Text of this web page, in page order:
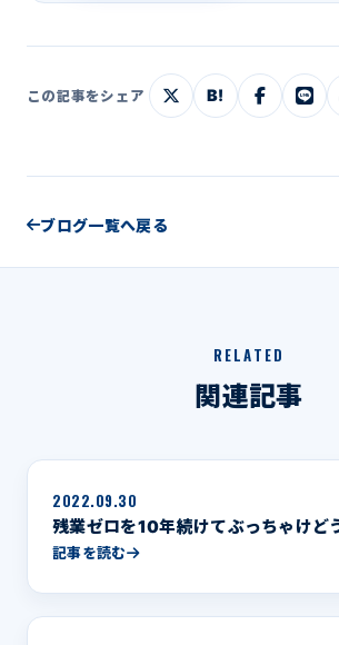
この記事をシェア B!
ブログ一覧へ戻る
RELATED
関連記事
2022.09.30
残業ゼロを10年続けてぶっちゃけど
記事を読む